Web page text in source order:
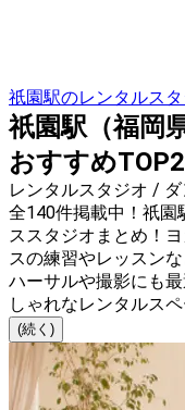
祇園駅のレンタルス
祇園駅（福岡
おすすめ
レンタルスタジオ /
全140件掲載中！祇園
ススタジオまとめ！
スの練習やレッスン
ハーサルや撮影にも
しゃれなレンタルス
(続く)